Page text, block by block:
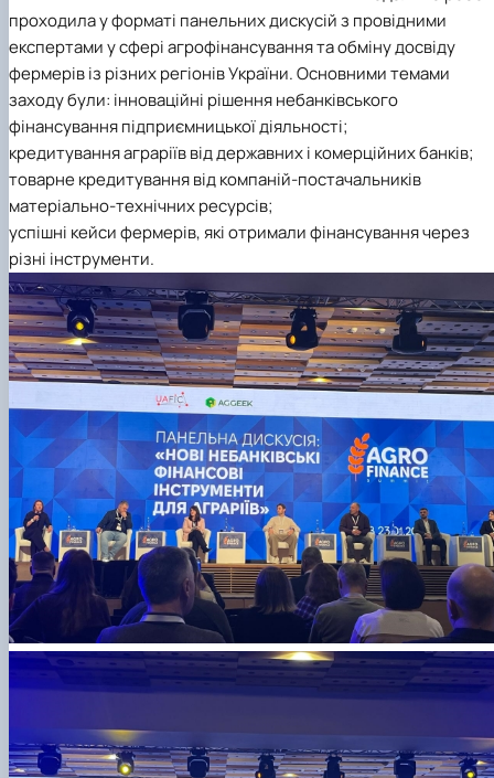
проходила у форматі панельних дискусій з провідними
експертами у сфері агрофінансування та обміну досвіду
фермерів із різних регіонів України.Основними темами
заходу були: інноваційні рішення небанківського
фінансування підприємницької діяльності;
кредитування аграріїв від державних і комерційних банків;
товарне кредитування від компаній-постачальників
матеріально-технічних ресурсів;
успішні кейси фермерів, які отримали фінансування через
різні інструменти.